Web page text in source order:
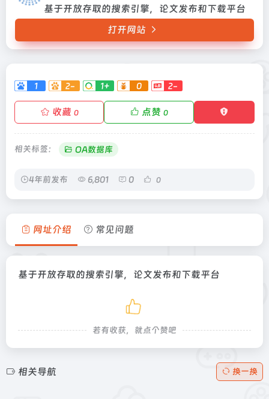
基于开放存取的搜索引擎，论文发布和下载平台
打开网站
1 2- 1+ 0 2-
收藏 0 点赞 0
相关标签： OA数据库
4年前发布 6,801 0 0
网址介绍 常见问题
基于开放存取的搜索引擎，论文发布和下载平台
若有收获，就点个赞吧
相关导航 换一换